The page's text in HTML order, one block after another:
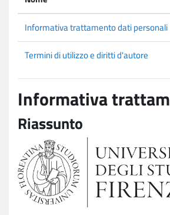
Informativa trattamento dati personali
Termini di utilizzo e diritti d'autore
Informativa
Riassunto